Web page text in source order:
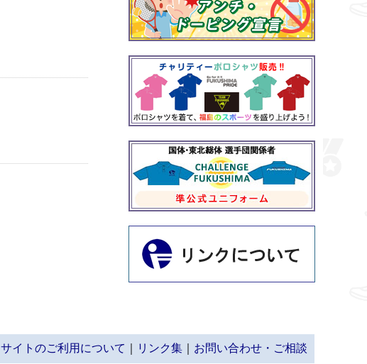
サイトのご利用について リンク集 お問い合わせ・ご相談